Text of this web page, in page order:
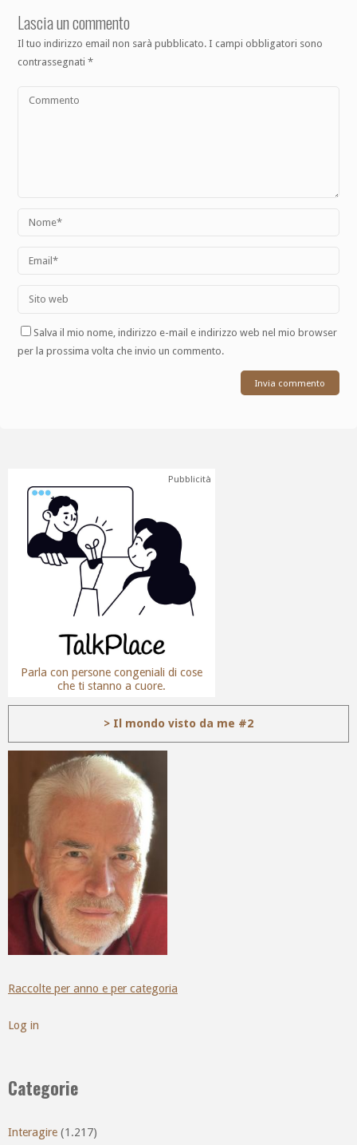
Lascia un commento
Il tuo indirizzo email non sarà pubblicato. I campi obbligatori sono
contrassegnati*
Salva il mio nome, indirizzo e-mail e indirizzo web nel mio browser
per la prossima volta che invio un commento.
Pubblicità
Parla con persone congeniali di cose
che ti stanno a cuore.
> Il mondo visto da me #2
Raccolte per anno e per categoria
Log in
Categorie
Interagire (1.217)